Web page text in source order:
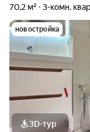
70,2 м² 3-комн.
новостройка
3D-тур